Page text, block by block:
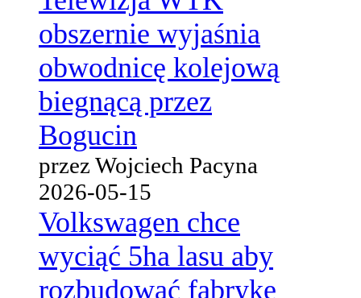
obszernie wyjaśnia
obwodnicę kolejową
biegnącą przez
Bogucin
przez Wojciech Pacyna
2026-05-15
Volkswagen chce
wyciąć 5ha lasu aby
rozbudować fabrykę